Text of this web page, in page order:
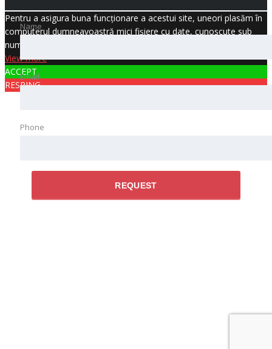
Pentru a asigura buna funcționare a acestui site, uneori plasăm în
computerul dumneavoastră mici fișiere cu date, cunoscute sub
numele de cookie-uri. Majoritatea site-urilor mari fac acest lucru.
View more
ACCEPT
RESPING
Name
Email
Phone
REQUEST